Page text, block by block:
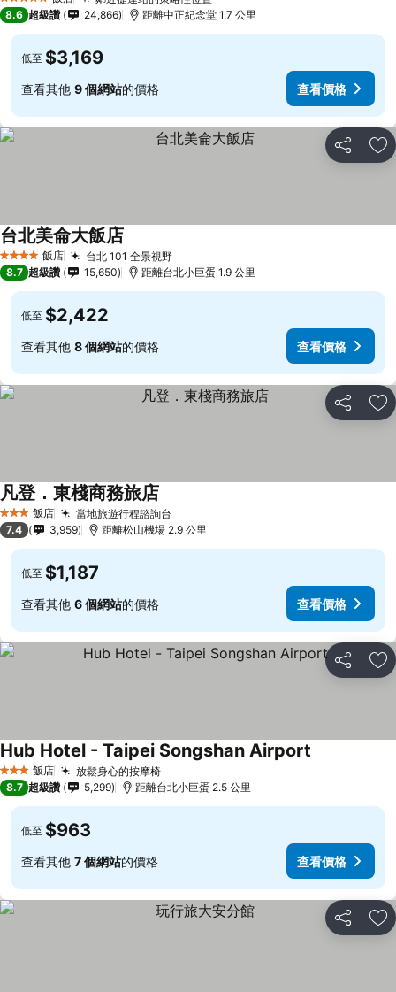
5 星級
8.6 超級讚 24,866 距離中正紀念堂 1.7 公里
低至 $3,169
查看其他 9 個網站的價格 查看價格
分享 加
4 星級 飯店 台北 101 全景視野查看價格
台北美侖大飯店
8.7 超級讚 15,650 距離台北小巨蛋 1.9 公里
低至 $2,422
查看其他 8 個網站的價格 查看價格
分享 加
3 星級 飯店 當地旅遊行程諮詢台
凡登．東棧商務旅店
7.4 3,959 距離松山機場 2.9 公里
低至 $1,187
查看其他 6 個網站的價格 查看價格
分享 加
3 星級 飯店 放鬆身心的按摩椅查看價格
Hub Hotel - Taipei Songshan Airport
8.7 超級讚 5,299 距離台北小巨蛋 2.5 公里
低至 $963
查看其他 7 個網站的價格 查看價格
分享 加